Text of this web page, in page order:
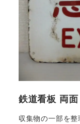
鉄道看板 両
収集物の一部を